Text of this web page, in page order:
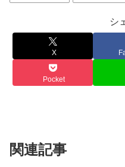
シ
X
Pocket
関連記事